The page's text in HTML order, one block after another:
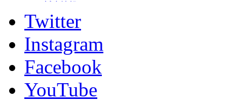
グッズ
ファンコミュニティ
ホームタウン
コラム
その他
TEAM
2026/27トップチーム
2026/27トップチームスタッフ
Twitter
Instagram
Facebook
YouTube